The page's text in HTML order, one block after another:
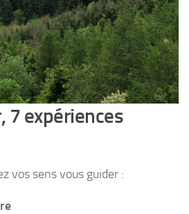
7 expériences
vos sens vous guider :